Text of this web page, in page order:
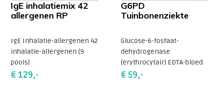
IgE inhalatiemix 42
allergenen RP
IgE Inhalatie-allergenen 42
inhalatie-allergenen (9
pools)
€ 129,-
G6PD
Tuinbonenziekte
Glucose-6-fosfaat-
dehydrogenase
(erythrocytair) EDTA-bloed
€ 59,-